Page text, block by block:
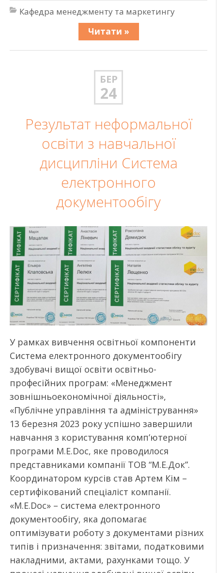
Кафедра менеджменту та маркетингу
Читати »
БЕР
24
Результат неформальної
освіти з навчальної
дисципліни Система
електронного
документообігу
У рамках вивчення освітньої компоненти
Система електронного документообігу
здобувачі вищої освіти освітньо-
професійних програм: «Менеджмент
зовнішньоекономічної діяльності»,
«Публічне управління та адміністрування»
13 березня 2023 року успішно завершили
навчання з користування комп’ютерної
програми M.E.Doc, яке проводилося
представниками компанії ТОВ “М.Е.Док”.
Координатором курсів став Артем Кім –
сертифікований спеціаліст компанії.
«M.E.Doc» – система електронного
документообігу, яка допомагає
оптимізувати роботу з документами різних
типів і призначення: звітами, податковими
накладними, актами, рахунками тощо. У